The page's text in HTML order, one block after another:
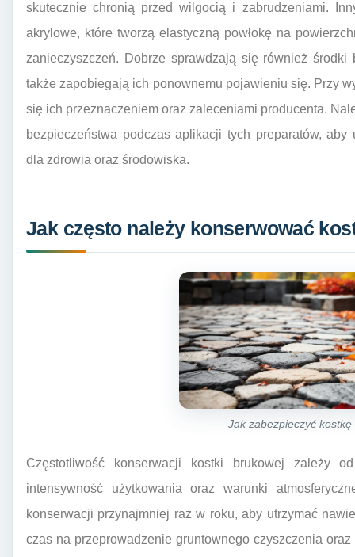
skutecznie chronią przed wilgocią i zabrudzeniami.
akrylowe, które tworzą elastyczną powłokę na
zanieczyszczeń. Dobrze sprawdzają się również
także zapobiegają ich ponownemu pojawieniu się. Przy
się ich przeznaczeniem oraz zaleceniami producenta.
bezpieczeństwa podczas aplikacji tych preparatów,
dla zdrowia oraz środowiska.
Jak często należy konserwować
Jak zabezpieczyć
Częstotliwość konserwacji kostki brukowej zależy
intensywność użytkowania oraz warunki
konserwacji przynajmniej raz w roku, aby utrzymać
czas na przeprowadzenie gruntownego czyszczenia